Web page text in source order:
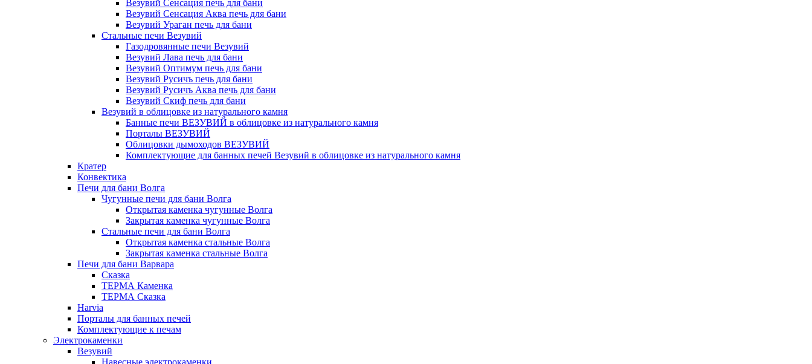
Везувий Сенсация печь для бани
Везувий Сенсация Аква печь для бани
Везувий Ураган печь для бани
Стальные печи Везувий
Газодровянные печи Везувий
Везувий Лава печь для бани
Везувий Оптимум печь для бани
Везувий Русичъ печь для бани
Везувий Русичъ Аква печь для бани
Везувий Скиф печь для бани
Везувий в облицовке из натурального камня
Банные печи ВЕЗУВИЙ в облицовке из натурального камня
Порталы ВЕЗУВИЙ
Облицовки дымоходов ВЕЗУВИЙ
Комплектующие для банных печей Везувий в облицовке из натурального камня
Кратер
Конвектика
Печи для бани Волга
Чугунные печи для бани Волга
Открытая каменка чугунные Волга
Закрытая каменка чугунные Волга
Стальные печи для бани Волга
Открытая каменка стальные Волга
Закрытая каменка стальные Волга
Печи для бани Варвара
Сказка
ТЕРМА Каменка
ТЕРМА Сказка
Harvia
Порталы для банных печей
Комплектующие к печам
Электрокаменки
Везувий
Навесные электрокаменки